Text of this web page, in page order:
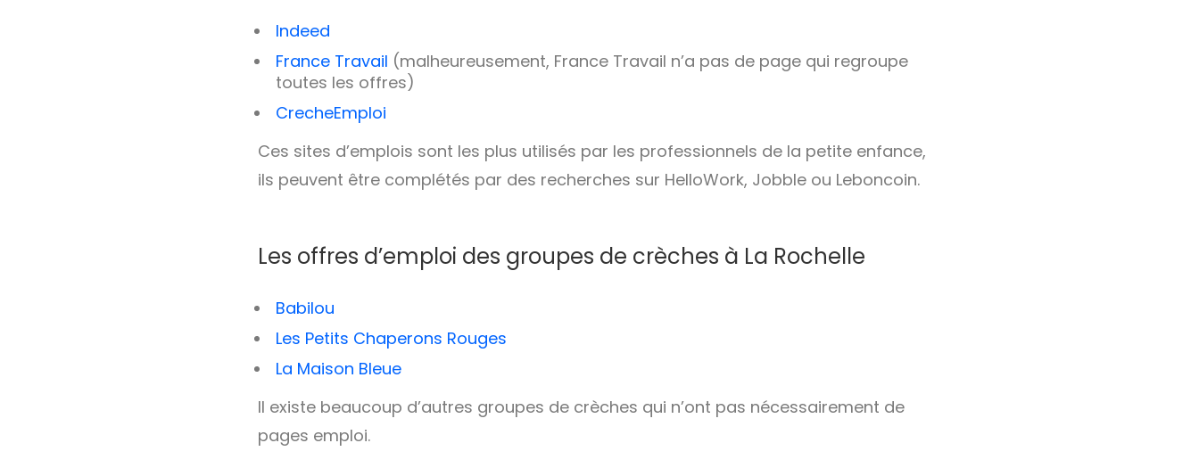
Indeed
France Travail (malheureusement, France Travail n’a pas de page qui regroupe
toutes les offres)
CrecheEmploi
Ces sites d’emplois sont les plus utilisés par les professionnels de la petite enfance,
ils peuvent être complétés par des recherches sur HelloWork, Jobble ou Leboncoin.
Les offres d’emploi des groupes de crèches à La Rochelle
Babilou
Les Petits Chaperons Rouges
La Maison Bleue
Il existe beaucoup d’autres groupes de crèches qui n’ont pas nécessairement de
pages emploi.